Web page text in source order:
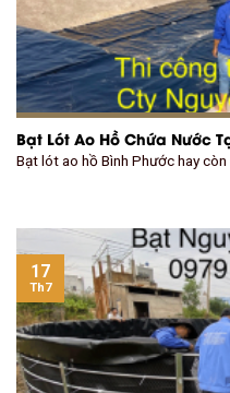
Bạt Lót Ao Hồ Chứa Nước
Bạt lót ao hồ Bình Phước hay
17
Th7